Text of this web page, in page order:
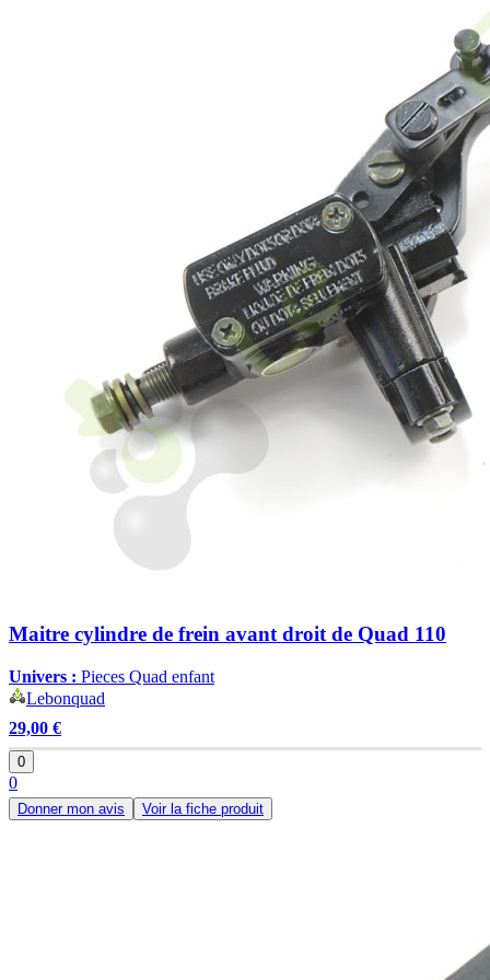
Maitre cylindre de frein avant droit de Quad 110
Univers : Pieces Quad enfant
Lebonquad
29,00 €
0
0
Donner mon avis Voir la fiche produit